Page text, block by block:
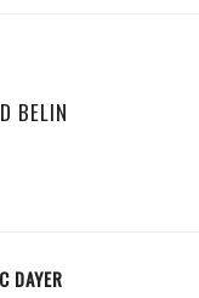
BELIN
DAYER